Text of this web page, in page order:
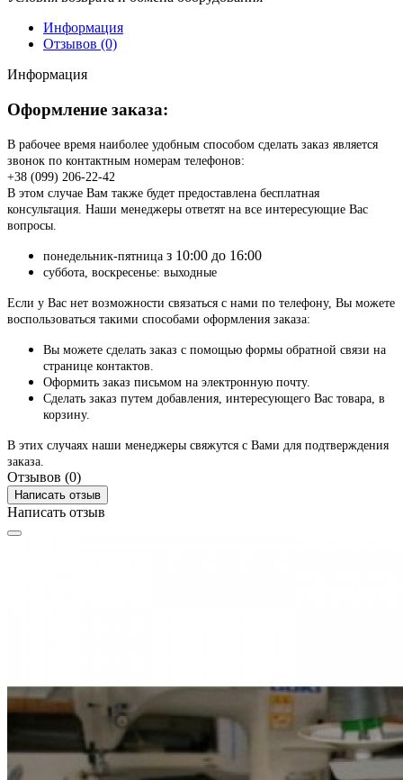
Информация
Отзывов (0)
Информация
Оформление заказа:
В рабочее время наиболее удобным способом сделать заказ является
звонок по контактным номерам телефонов:
+38 (099) 206-22-42
В этом случае Вам также будет предоставлена бесплатная
консультация. Наши менеджеры ответят на все интересующие Вас
вопросы.
понедельник-пятница з 10:00 до 16:00
суббота, воскресенье: выходные
Если у Вас нет возможности связаться с нами по телефону, Вы можете
воспользоваться такими способами оформления заказа:
Вы можете сделать заказ с помощью формы обратной связи на
странице контактов.
Оформить заказ письмом на электронную почту.
Сделать заказ путем добавления, интересующего Вас товара, в
корзину.
В этих случаях наши менеджеры свяжутся с Вами для подтверждения
заказа.
Отзывов (0)
Написать отзыв
Написать отзыв